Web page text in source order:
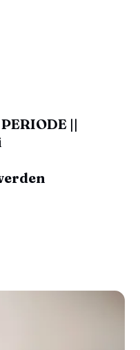
||